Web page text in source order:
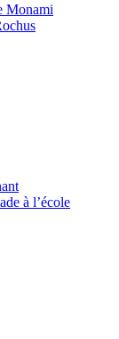
Monami
à l’école